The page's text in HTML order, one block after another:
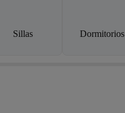
Sillas Dormitorios